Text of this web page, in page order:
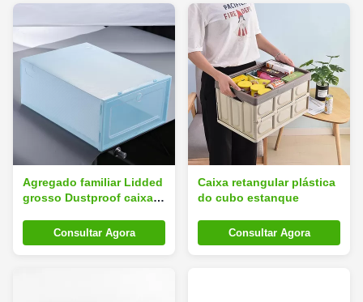
Agregado familiar Lidded
grosso Dustproof caixa
31inches a favor do meio
ambiente
Consultar Agora
Caixa retangular plástica
do cubo estanque
Consultar Agora